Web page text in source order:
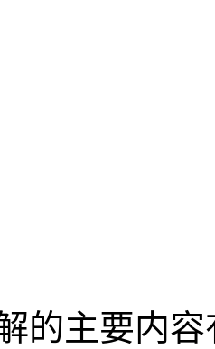
的主要内容